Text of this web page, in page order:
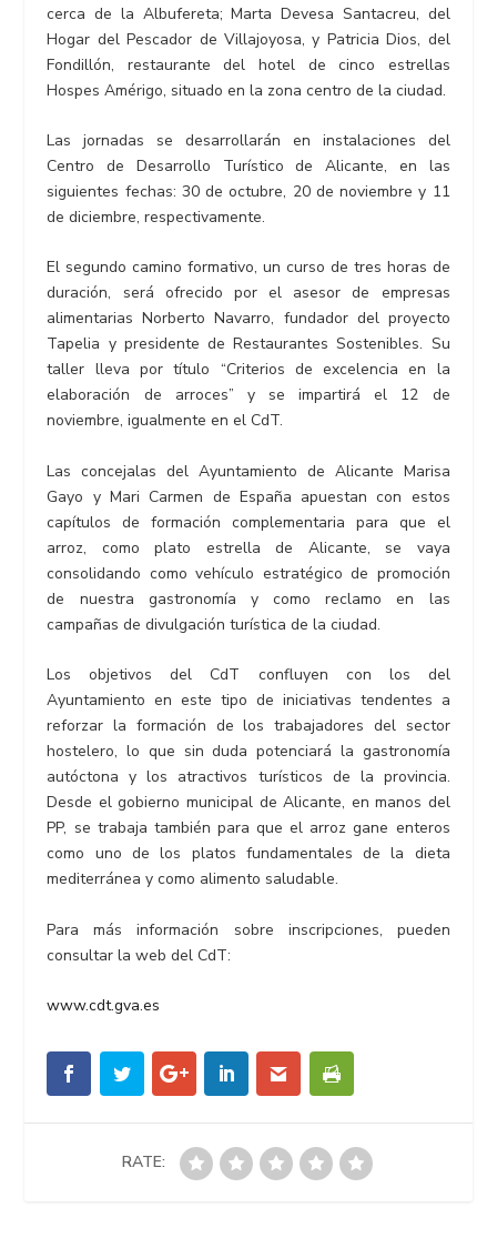
cerca de la Albufereta; Marta Devesa Santacreu, del
Hogar del Pescador de Villajoyosa, y Patricia Dios, del
Fondillón, restaurante del hotel de cinco estrellas
Hospes Amérigo, situado en la zona centro de la ciudad.
Las jornadas se desarrollarán en instalaciones del
Centro de Desarrollo Turístico de Alicante, en las
siguientes fechas: 30 de octubre, 20 de noviembre y 11
de diciembre, respectivamente.
El segundo camino formativo, un curso de tres horas de
duración, será ofrecido por el asesor de empresas
alimentarias Norberto Navarro, fundador del proyecto
Tapelia y presidente de Restaurantes Sostenibles. Su
taller lleva por título “Criterios de excelencia en la
elaboración de arroces” y se impartirá el 12 de
noviembre, igualmente en el CdT.
Las concejalas del Ayuntamiento de Alicante Marisa
Gayo y Mari Carmen de España apuestan con estos
capítulos de formación complementaria para que el
arroz, como plato estrella de Alicante, se vaya
consolidando como vehículo estratégico de promoción
de nuestra gastronomía y como reclamo en las
campañas de divulgación turística de la ciudad.
Los objetivos del CdT confluyen con los del
Ayuntamiento en este tipo de iniciativas tendentes a
reforzar la formación de los trabajadores del sector
hostelero, lo que sin duda potenciará la gastronomía
autóctona y los atractivos turísticos de la provincia.
Desde el gobierno municipal de Alicante, en manos del
PP, se trabaja también para que el arroz gane enteros
como uno de los platos fundamentales de la dieta
mediterránea y como alimento saludable.
Para más información sobre inscripciones, pueden
consultar la web del CdT:
www.cdt.gva.es
RATE: